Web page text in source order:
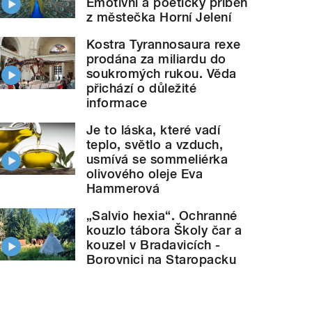
Polárku sledují s napětím v Královéhradecké
z městečka Horní Jelení
Kostra Tyrannosaura rexe
prodána za miliardu do
soukromých rukou. Věda
přichází o důležité
informace
Je to láska, které vadí
teplo, světlo a vzduch,
usmívá se sommeliérka
olivového oleje Eva
Hammerová
„Salvio hexia“. Ochranné
kouzlo tábora Školy čar a
kouzel v Bradavicích -
Borovnici na Staropacku